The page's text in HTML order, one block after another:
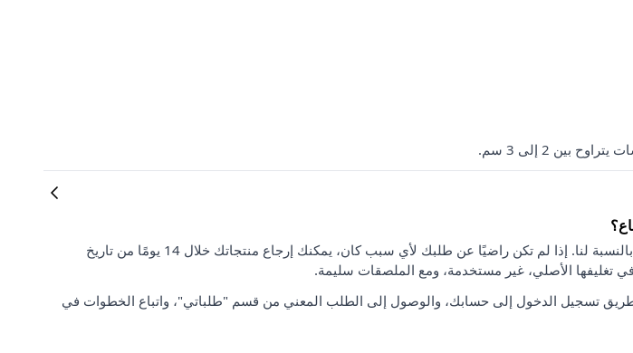
بين 2 إلى 3 سم.
رضا العملاء وتوقعاتهم مهمان بالنسبة لنا. إذا لم تكن راضيًا عن طلبك لأي سبب كان، يمكنك إرجاع منتجاتك خلال 14 يومًا من تاريخ
تغليفها الأصلي، غير مستخدمة، ومع الملصقات سليمة.
طريق تسجيل الدخول إلى حسابك، والوصول إلى الطلب المعني من قسم "طلباتي"، واتباع الخطوات في